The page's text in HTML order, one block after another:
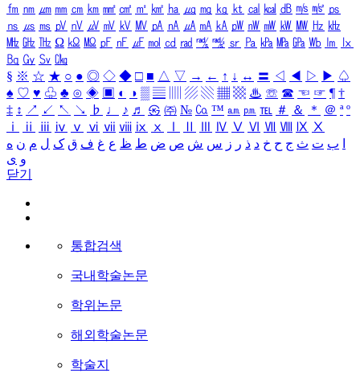
㎙ ㎚ ㎛ ㎜ ㎝ ㎞ ㎟ ㎠ ㎡ ㎢ ㏊ ㎍ ㎎ ㎏ ㏏ ㎈ ㎉ ㏈ ㎧ ㎨ ㎰
㎱ ㎲ ㎳ ㎴ ㎵ ㎶ ㎷ ㎸ ㎹ ㎀ ㎁ ㎂ ㎃ ㎄ ㎺ ㎻ ㎽ ㎾ ㎿ ㎐ ㎑
㎒ ㎓ ㎔ Ω ㏀ ㏁ ㎊ ㎋ ㎌ ㏖ ㏅ ㎭ ㎮ ㎯ ㏛ ㎩ ㎪ ㎫ ㎬ ㏝ ㏐
㏓
㏃ ㏉ ㏜ ㏆
§ ※ ☆ ★ ○ ● ◎ ◇ ◆ □ ■ △ ▽ → ← ↑ ↓ ↔ 〓 ◁ ◀ ▷ ▶ ♤
♠ ♡ ♥ ♧ ♣ ⊙ ◈ ▣ ◐ ◑ ▒ ▤ ▨ ▧ ▦ ▩ ♨ ☏ ☎ ☜ ☞ ¶ †
‡ ↕ ↗ ↙ ↖ ↘ ♭ ♩ ♪ ♬ ㉿ ㈜ № ㏇ ™ ㏂ ㏘ ℡ ＃ ＆ ＊ ＠ ª º
ⅰ
ⅱ ⅲ ⅳ ⅴ ⅵ ⅶ ⅷ ⅸ ⅹ Ⅳ Ⅴ Ⅵ Ⅶ Ⅷ Ⅸ Ⅹ
ب ت ث ج ح خ د ذ ر ز س ش ص ض ط ظ ع غ ف ق ک ل م ن ه
و ی
닫기
통합검색
국내학술논문
학위논문
해외학술논문
학술지